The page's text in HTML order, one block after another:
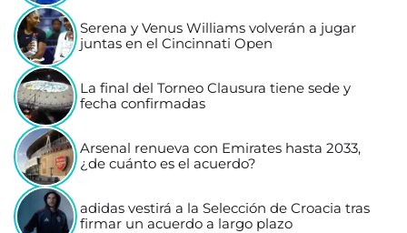
Serena y Venus Williams volverán a jugar
juntas en el Cincinnati Open
La final del Torneo Clausura tiene sede y
fecha confirmadas
Arsenal renueva con Emirates hasta 2033,
¿de cuánto es el acuerdo?
adidas vestirá a la Selección de Croacia tras
firmar un acuerdo a largo plazo